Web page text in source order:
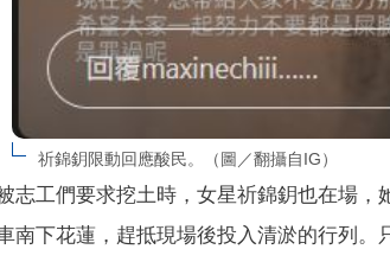
祈錦鈅限動回應酸民。（圖／翻攝自IG）
志工們要求挖土時，女星祈錦鈅也在場
南下花蓮，趕抵現場後投入清淤的行列